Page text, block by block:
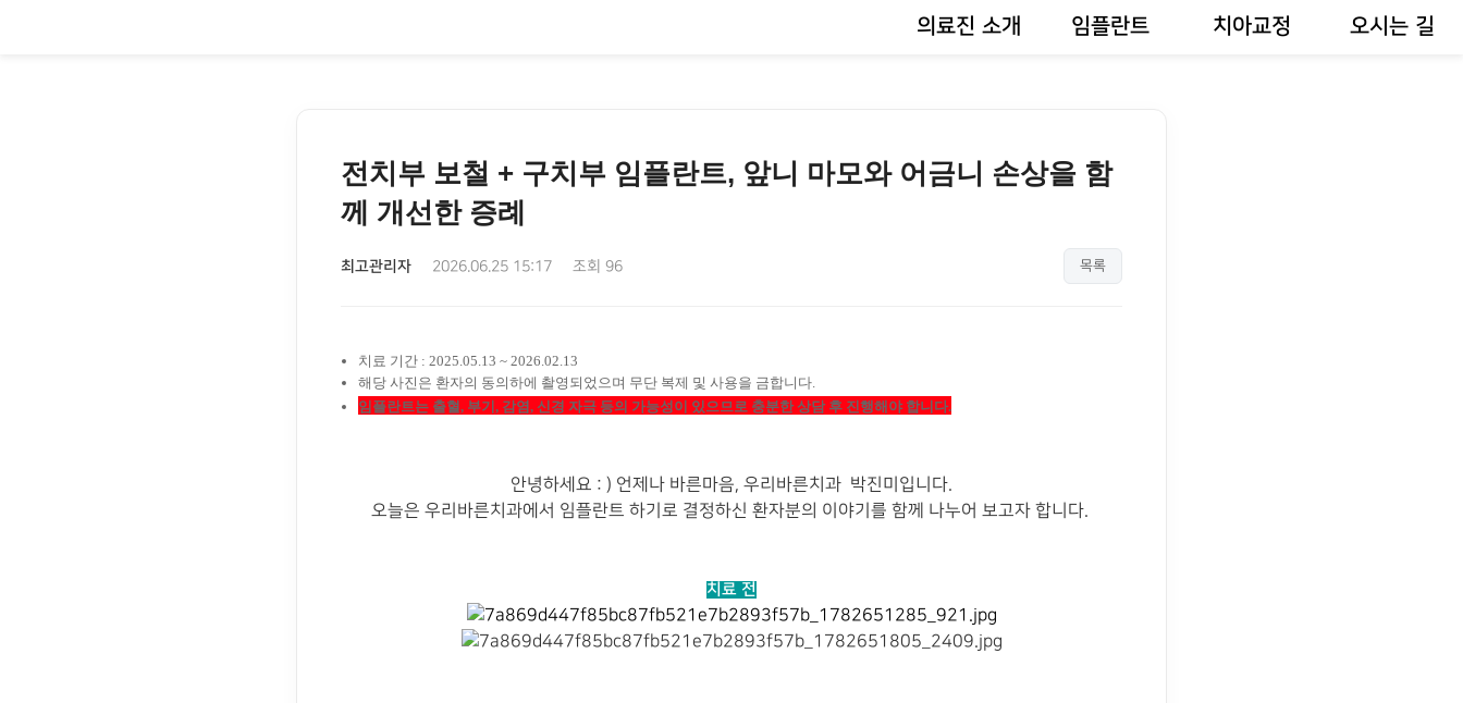
의료진 소개 임플란트 치아교정 오시는 길
전치부 보철 + 구치부 임플란트, 앞니 마모와 어금니 손상을 함
께 개선한 증례
최고관리자 2026.06.25 15:17 조회 96 목록
치료 기간 : 2025.05.13 ~ 2026.02.13
해당 사진 은 환자의 동의하에 촬영되었으며 무단 복제 및 사용을 금합니다.
임플란트는 출혈, 부기, 감염, 신경 자극 등의 가능성이 있으므로 충분한 상담 후 진행해야 합니다.
안녕하세요 : ) 언제나 바른마음, 우리바른치과 박진미입니다.
오늘은 우리바른치과에서 임플란트 하기로 결정하신 환자분의 이야기를 함께 나누어 보고자 합니다.
치료 전